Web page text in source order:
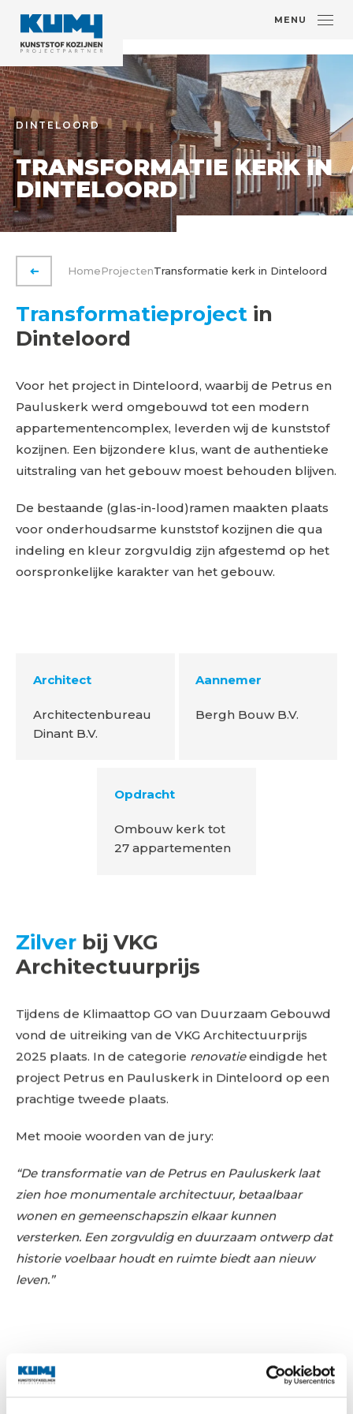
MENU
DINTELOORD
TRANSFORMATIE KERK IN
DINTELOORD
VORIGE PAGINA
HomeProjectenTransformatie kerk in Dinteloord
Transformatieproject in
Dinteloord
Voor het project in Dinteloord, waarbij de Petrus en
Pauluskerk werd omgebouwd tot een modern
appartementencomplex, leverden wij de kunststof
kozijnen. Een bijzondere klus, want de authentieke
uitstraling van het gebouw moest behouden blijven.
De bestaande (glas-in-lood)ramen maakten plaats
voor onderhoudsarme kunststof kozijnen die qua
indeling en kleur zorgvuldig zijn afgestemd op het
oorspronkelijke karakter van het gebouw.
Architect
Architectenbureau
Dinant B.V.
Aannemer
Bergh Bouw B.V.
Opdracht
Ombouw kerk tot
27 appartementen
Zilver bij VKG
Architectuurprijs
Tijdens de Klimaattop GO van Duurzaam Gebouwd
vond de uitreiking van de VKG Architectuurprijs
2025 plaats. In de categorie renovatieeindigde het
project Petrus en Pauluskerk in Dinteloord op een
prachtige tweede plaats.
Met mooie woorden van de jury:
“De transformatie van de Petrus en Pauluskerk laat
zien hoe monumentale architectuur, betaalbaar
wonen en gemeenschapszin elkaar kunnen
versterken. Een zorgvuldig en duurzaam ontwerp dat
historie voelbaar houdt en ruimte biedt aan nieuw
leven.”